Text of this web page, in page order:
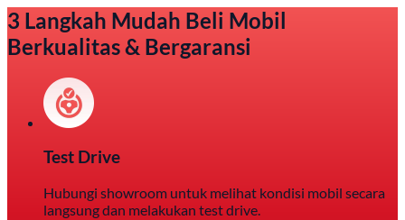
3 Langkah Mudah Beli Mobil
Berkualitas & Bergaransi
Test Drive
Hubungi showroom untuk melihat kondisi mobil secara
langsung dan melakukan test drive.